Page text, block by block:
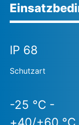
IP 68
Schutzart
-25 °C -
+40/+60 °C